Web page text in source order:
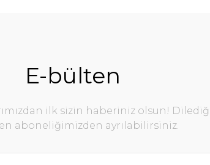
E-bülten
ilk sizin haberiniz olsun!
aboneliğimizden ayrılabilirsiniz.